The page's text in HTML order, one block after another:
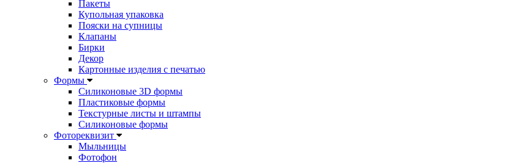
Пакеты
Купольная упаковка
Пояски на супницы
Клапаны
Бирки
Декор
Картонные изделия с печатью
Формы
Силиконовые 3D формы
Пластиковые формы
Текстурные листы и штампы
Силиконовые формы
Фотореквизит
Мыльницы
Фотофон